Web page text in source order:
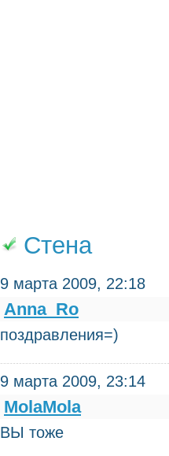
Стена
9 марта 2009, 22:18
Anna_Ro
поздравления=)
9 марта 2009, 23:14
MolaMola
ВЫ тоже